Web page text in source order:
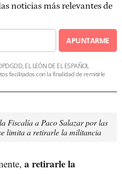
noticias más relevantes de
APUNTARME
EL LEÓN DE EL ESPAÑOL
facilitados con la finalidad de remitirle
Fiscalía a Paco Salazar por las
limita a retirarle la militancia
a retirarle la